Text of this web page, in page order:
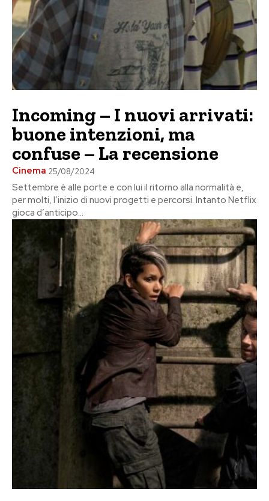
Incoming – I nuovi arrivati:
buone intenzioni, ma
confuse – La recensione
Cinema 25/08/2024
Settembre è alle porte e con lui il ritorno alla normalità e,
per molti, l’inizio di nuovi progetti e percorsi. Intanto Netflix
gioca d’anticipo...